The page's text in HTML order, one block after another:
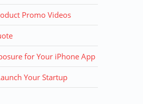
Promo Videos
for Your iPhone App
Your Startup